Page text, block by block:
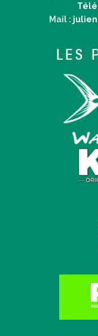
Mail :
LES